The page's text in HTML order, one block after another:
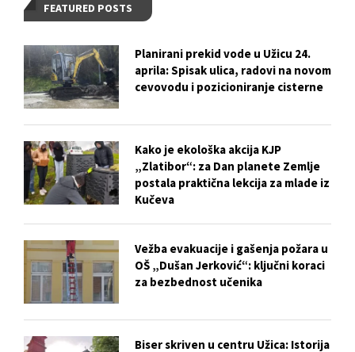
FEATURED POSTS
Planirani prekid vode u Užicu 24.
aprila: Spisak ulica, radovi na novom
cevovodu i pozicioniranje cisterne
Kako je ekološka akcija KJP
„Zlatibor“: za Dan planete Zemlje
postala praktična lekcija za mlade iz
Kučeva
Vežba evakuacije i gašenja požara u
OŠ „Dušan Jerković“: ključni koraci
za bezbednost učenika
Biser skriven u centru Užica: Istorija